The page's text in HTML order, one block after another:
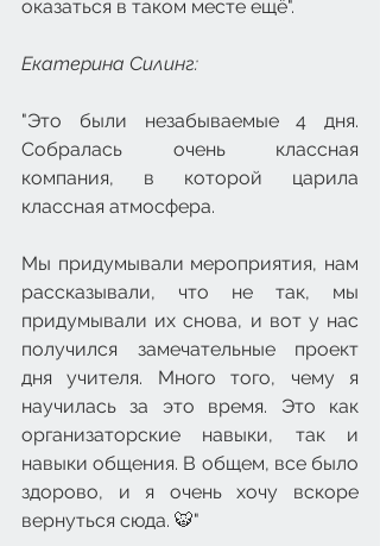
оказаться в таком месте ещё".
Екатерина Силинг:
"Это были незабываемые 4 дня.
Собралась очень классная
компания, в которой царила
классная атмосфера.
Мы придумывали мероприятия, нам
рассказывали, что не так, мы
придумывали их снова, и вот у нас
получился замечательные проект
дня учителя. Много того, чему я
научилась за это время. Это как
организаторские навыки, так и
навыки общения. В общем, все было
здорово, и я очень хочу вскоре
вернуться сюда. 🐯"